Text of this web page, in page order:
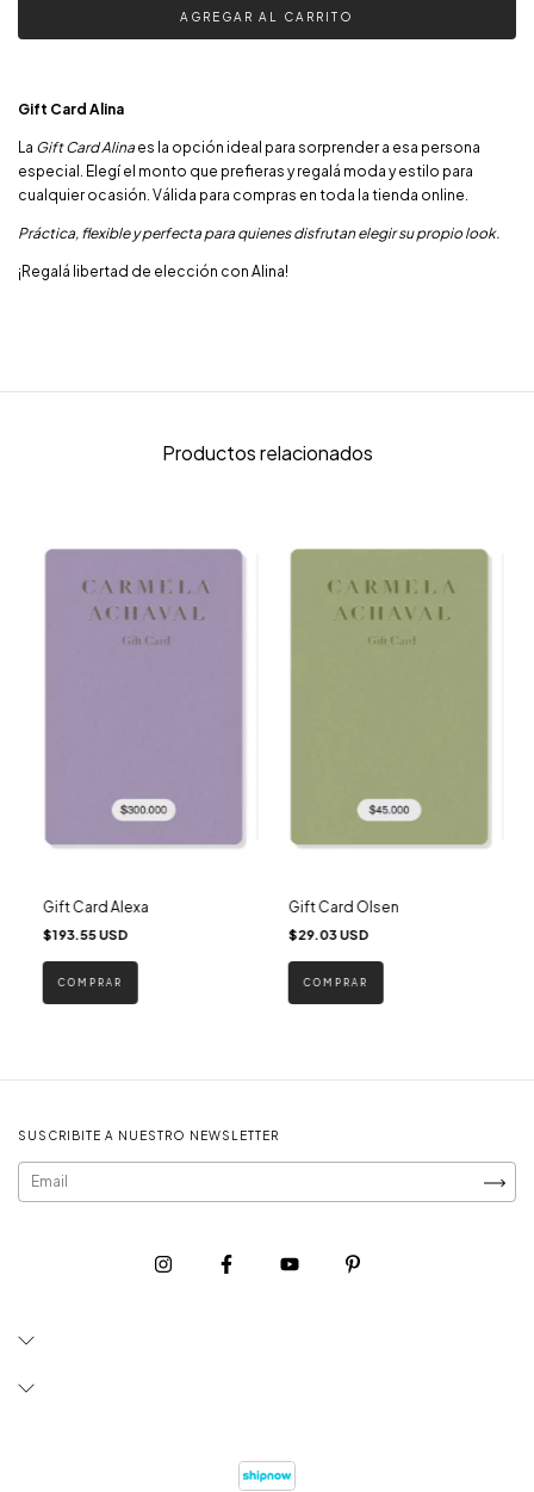
Gift Card Alina
La Gift Card Alina es la opción ideal para sorprender a esa persona
especial. Elegí el monto que prefieras y regalá moda y estilo para
cualquier ocasión. Válida para compras en toda la tienda online.
Práctica, flexible y perfecta para quienes disfrutan elegir su propio look.
¡Regalá libertad de elección con Alina!
Productos relacionados
Gift Card Alexa
$193.55 USD
Gift Card Olsen
$29.03 USD
SUSCRIBITE A NUESTRO NEWSLETTER